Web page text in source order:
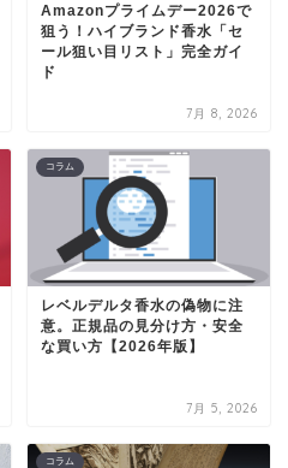
Amazonプライムデー2026で
狙う！ハイブランド香水「セ
ール狙い目リスト」完全ガイ
ド
7月 8, 2026
コラム
レベルデルタ香水の偽物に注
意。正規品の見分け方・安全
な買い方【2026年版】
7月 5, 2026
コラム